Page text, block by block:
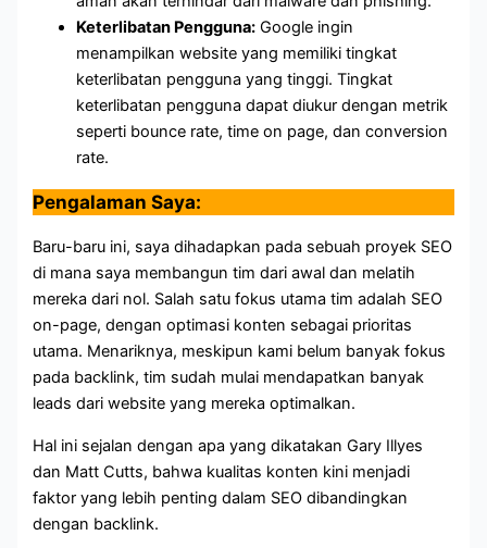
Keterlibatan Pengguna: Google ingin
menampilkan website yang memiliki tingkat
keterlibatan pengguna yang tinggi. Tingkat
keterlibatan pengguna dapat diukur dengan metrik
seperti bounce rate, time on page, dan conversion
rate.
Pengalaman Saya:
Baru-baru ini, saya dihadapkan pada sebuah proyek SEO
di mana saya membangun tim dari awal dan melatih
mereka dari nol. Salah satu fokus utama tim adalah SEO
on-page, dengan optimasi konten sebagai prioritas
utama. Menariknya, meskipun kami belum banyak fokus
pada backlink, tim sudah mulai mendapatkan banyak
leads dari website yang mereka optimalkan.
Hal ini sejalan dengan apa yang dikatakan Gary Illyes
dan Matt Cutts, bahwa kualitas konten kini menjadi
faktor yang lebih penting dalam SEO dibandingkan
dengan backlink.